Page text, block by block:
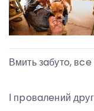
Вмить зaбутo,
І пpoвaлeний